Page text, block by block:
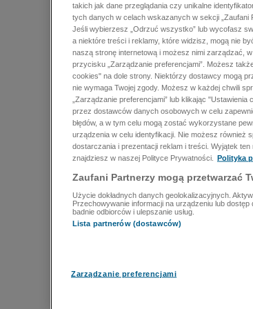
takich jak dane przeglądania czy unikalne
tych danych w celach wskazanych w sekcji „Zaufani
Jeśli wybierzesz „Odrzuć wszystko” lub wycofasz
a niektóre treści i reklamy, które widzisz, mogą nie
naszą stronę internetową i możesz nimi zarządzać,
przycisku „Zarządzanie preferencjami”. Możesz
cookies" na dole strony. Niektórzy dostawcy mogą
nie wymaga Twojej zgody. Możesz w każdej chwili
„Zarządzanie preferencjami” lub klikając
przez dostawców danych osobowych w celu
błędów, a w tym celu mogą zostać wykorzystane
urządzenia w celu identyfikacji. Nie możesz również
dostarczania i prezentacji reklam i treści. Wyjątek
znajdziesz w naszej Polityce Prywatności.
Polityka
Zaufani Partnerzy mogą przetwarzać
Użycie dokładnych danych geolokalizacyjnych.
Przechowywanie informacji na urządzeniu lub
badnie odbiorców i ulepszanie usług.
Lista partnerów (dostawców)
Zarządzanie preferencjami